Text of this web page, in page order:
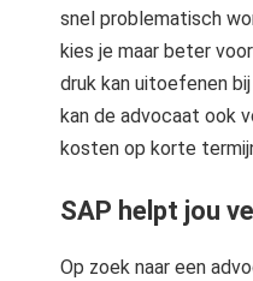
snel problematisch
kies je maar beter
druk kan uitoefenen
kan de advocaat ook
kosten op korte
SAP helpt jou
Op zoek naar een